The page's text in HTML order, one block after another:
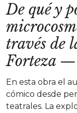
De qué y
través de
Forteza —
En esta obra el
cómico desde
teatrales. La